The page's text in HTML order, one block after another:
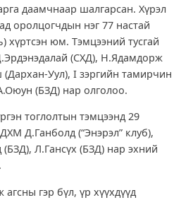
даамчнаар шалгарсан. Хүрэл
оролцогчдын нэг 77 настай
юм. Тэмцээний тусгай
(СХД), Н.Ядамдорж
Уул), I зэргийн тамирчин
(БЗД) нар олголоо.
тоглолтын тэмцээнд 29
Д.Ганболд (“Энэрэл” клуб),
Л.Гансүх (БЗД) нар эхний
гэр бүл, үр хүүхдүүд